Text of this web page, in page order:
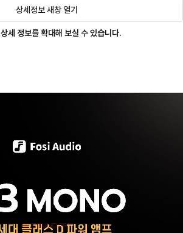
상세정보 새창 열기
상세 정보를 확대해 보실 수 있습니다.